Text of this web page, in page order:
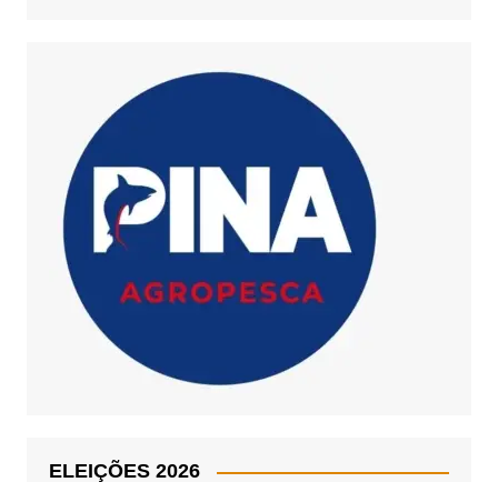
ELEIÇÕES 2026